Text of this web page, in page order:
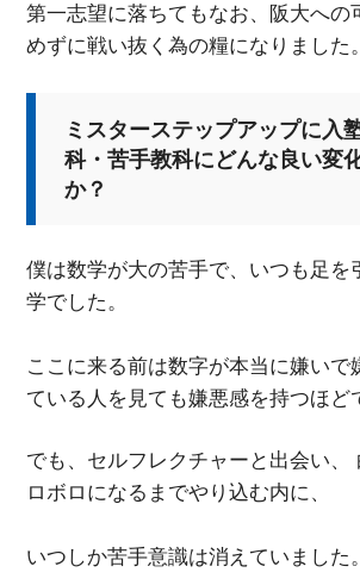
第一志望に落ちてもなお、阪大への
めずに戦い抜く為の糧になりました。
ミスターステップアップに入
科・苦手教科にどんな良い変
か？
僕は数学が大の苦手で、いつも足を
学でした。
ここに来る前は数字が本当に嫌いで
ている人を見ても嫌悪感を持つほど
でも、セルフレクチャーと出会い、
ロボロになるまでやり込む内に、
いつしか苦手意識は消えていました。